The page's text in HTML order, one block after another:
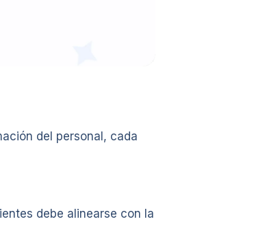
del personal, cada
debe alinearse con la